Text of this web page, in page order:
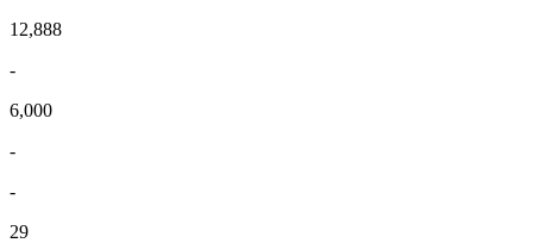
12,888
-
6,000
-
-
29